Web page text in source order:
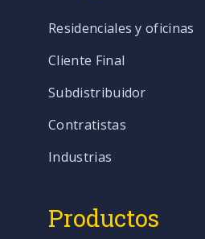
Residenciales y oficinas
Cliente Final
Subdistribuidor
Contratistas
Industrias
Productos